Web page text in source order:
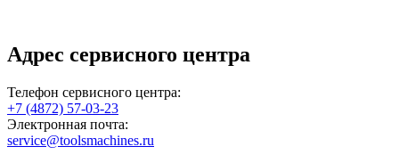
Адрес сервисного центра
Телефон сервисного центра:
+7 (4872) 57-03-23
Электронная почта:
service@toolsmachines.ru